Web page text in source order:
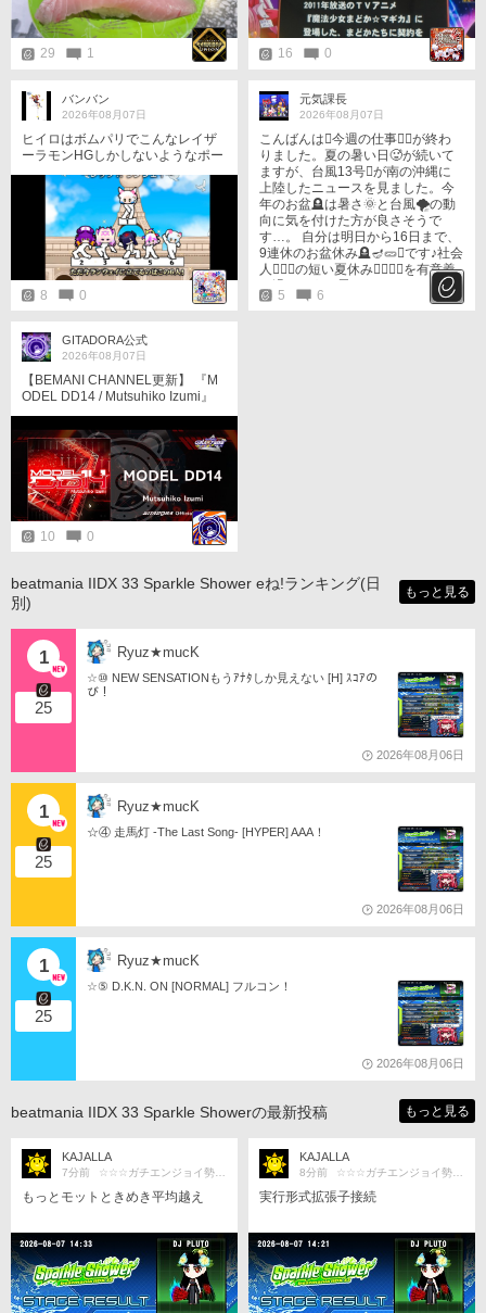
29 1 16 0
バンバン
2026年08月07日
ヒイロはボムパリでこんなレイザ
ーラモンHGしかしないようなポー
8 0
元気課長
2026年08月07日
こんばんは󾀋今週の仕事󾆝‍󾔸が終わ
りました。夏の暑い日🥵が続いて
ますが、台風13号󾀅が南の沖縄に
上陸したニュースを見ました。今
年のお盆🪦は暑さ🌞と台風🌪️の動
向に気を付けた方が良さそうで
す…。 自分は明日から16日まで、
9連休のお盆休み🪦🪔🥒󾁖です♪社会
人󾆝‍󾔻󾒲の短い夏休み󾁆󾁔󾥱󾔞を有意義
に過ごそうと思いますw
5 6
GITADORA公式
2026年08月07日
【BEMANI CHANNEL更新】 『M
ODEL DD14 / Mutsuhiko Izumi』
のMVを公開しました！ ▼動画は
こちら▼ https://www.youtube.com/
watch?v=32_qj0SV71c 本楽曲を
プレーするには、楽曲解禁イベン
ト「双奏祭」にてアンロックする
必要があります。 ▼イベントの詳
しい遊び方はこちら▼ https://p.ea
gate.573.jp/game/gfdm/gitadora_g
alaxywave_delta/festival/sousous
10 0
beatmania IIDX 33 Sparkle Shower eね!ランキング(日
別)
もっと見る
1
25
Ryuz★mucK
☆⑩ NEW SENSATIONもうｱﾅﾀしか見えない [H] ｽｺｱの
び！
2026年08月06日
1
25
Ryuz★mucK
☆④ 走馬灯 -The Last Song- [HYPER] AAA！
2026年08月06日
1
25
Ryuz★mucK
☆⑤ D.K.N. ON [NORMAL] フルコン！
2026年08月06日
beatmania IIDX 33 Sparkle Showerの最新投稿 もっと見る
KAJALLA
7分前 ☆☆☆ガチエンジョイ勢☆☆☆
もっとモットときめき平均越え
KAJALLA
8分前 ☆☆☆ガチエンジョイ勢☆☆☆
実行形式拡張子接続